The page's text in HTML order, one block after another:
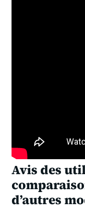
Avis des
d’autres